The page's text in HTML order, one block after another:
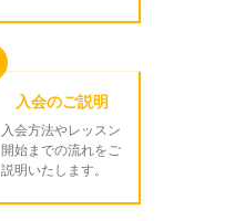
入会のご説明
入会方法やレッスン
開始までの流れをご
説明いたします。